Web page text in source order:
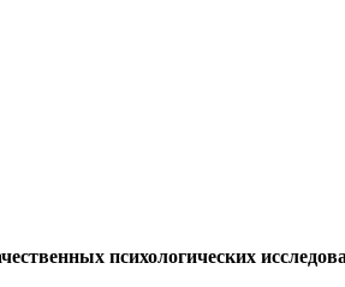
психологических